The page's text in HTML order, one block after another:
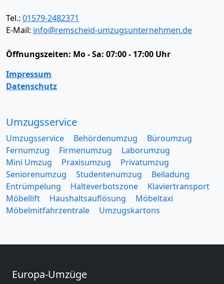
Tel.: 01579-2482371
E-Mail: info@remscheid-umzugsunternehmen.de
Öffnungszeiten: Mo - Sa: 07:00 - 17:00 Uhr
Impressum
Datenschutz
Umzugsservice
Umzugsservice Behördenumzug
Büroumzug
Fernumzug
Firmenumzug
Laborumzug
Mini Umzug
Praxisumzug
Privatumzug
Seniorenumzug
Studentenumzug
Beiladung
Entrümpelung
Halteverbotszone
Klaviertransport
Möbellift
Haushaltsauflösung
Möbeltaxi
Möbelmitfahrzentrale
Umzugskartons
Europa-Umzüge